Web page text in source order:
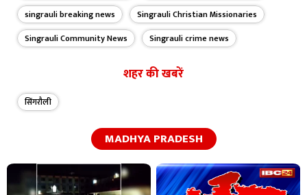
singrauli breaking news
Singrauli Christian Missionaries
Singrauli Community News
Singrauli crime news
शहर की खबरें
सिंगरौली
MADHYA PRADESH